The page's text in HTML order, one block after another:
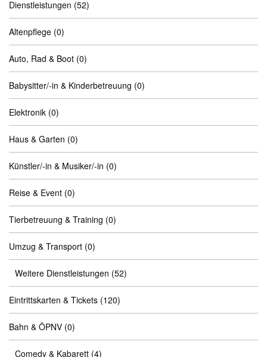
Dienstleistungen (52)
Altenpflege (0)
Auto, Rad & Boot (0)
Babysitter/-in & Kinderbetreuung (0)
Elektronik (0)
Haus & Garten (0)
Künstler/-in & Musiker/-in (0)
Reise & Event (0)
Tierbetreuung & Training (0)
Umzug & Transport (0)
Weitere Dienstleistungen (52)
Eintrittskarten & Tickets (120)
Bahn & ÖPNV (0)
Comedy & Kabarett (4)